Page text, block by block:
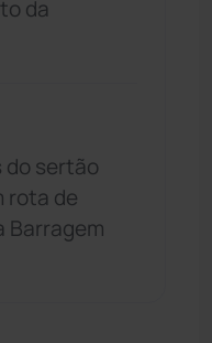
da
do sertão
rota de
Barragem